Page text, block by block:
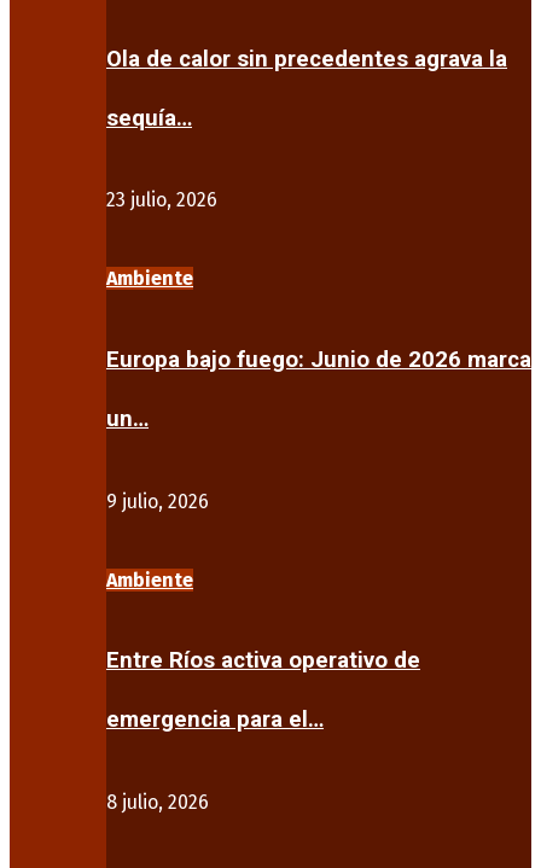
Ola de calor sin precedentes agrava la
sequía…
23 julio, 2026
Ambiente
Europa bajo fuego: Junio de 2026 marca
un…
9 julio, 2026
Ambiente
Entre Ríos activa operativo de
emergencia para el…
8 julio, 2026